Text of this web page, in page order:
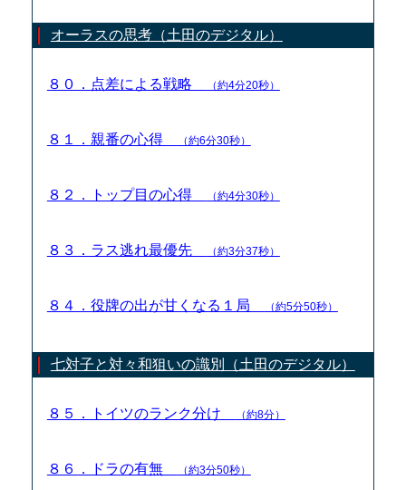
オーラスの思考（土田のデジタル）
８０．点差による戦略 （約4分20秒）
８１．親番の心得 （約6分30秒）
８２．トップ目の心得 （約4分30秒）
８３．ラス逃れ最優先 （約3分37秒）
８４．役牌の出が甘くなる１局 （約5分50秒）
七対子と対々和狙いの識別（土田のデジタル）
８５．トイツのランク分け （約8分）
８６．ドラの有無 （約3分50秒）